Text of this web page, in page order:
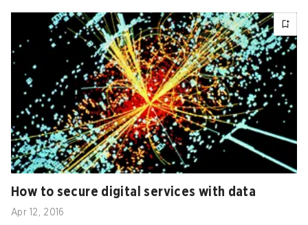
How to secure digital services with data
Apr 12, 2016